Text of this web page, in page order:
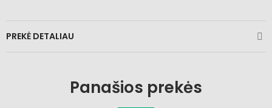
PREKĖ DETALIAU
Panašios prekės